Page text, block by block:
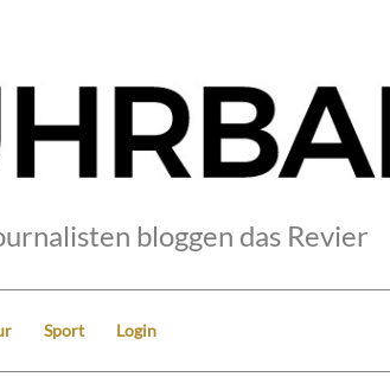
bloggen das Revier
Sport Login